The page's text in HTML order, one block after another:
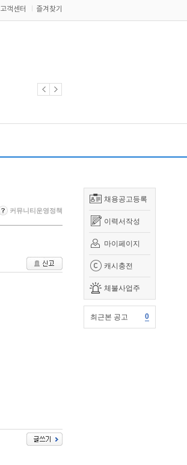
고객센터 즐겨찾기
채용공고등록
이력서작성
마이페이지
캐시충전
체불사업주
최근본 공고 0
커뮤니티운영정책